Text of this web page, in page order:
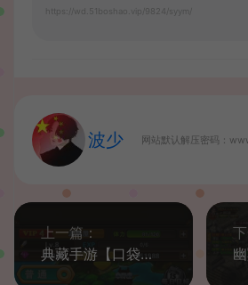
https://wd.51boshao.vip/9824/syym/
波少 网站默认解压密码：
上一篇：
典藏手游【口袋大冒险】Win一键既玩服务端+充值教程+详细搭建教程